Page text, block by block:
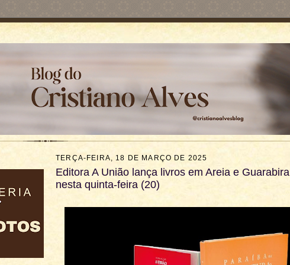
TERÇA-FEIRA, 18 DE MARÇO DE 2025
Editora A União lança livros em Areia e Guarabira
nesta quinta-feira (20)